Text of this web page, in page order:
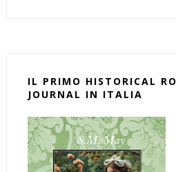
IL PRIMO HISTORICAL
JOURNAL IN ITALIA